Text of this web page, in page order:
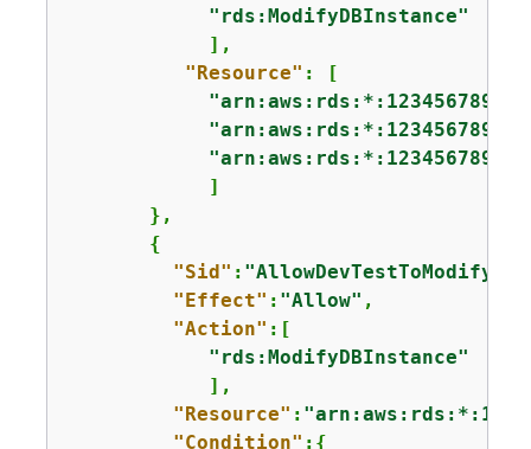
"rds:ModifyDBInstance"
            ],
"Resource" : [
            ]
       },
{
"Sid" :
"Effect" : "Allow" ,
"Action" :[
"rds:ModifyDBInstance"
            ],
"Resource" :
"Condition" : {